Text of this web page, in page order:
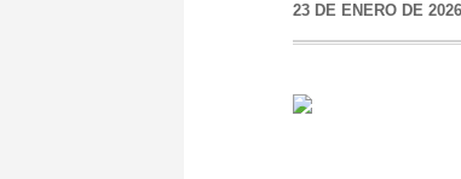
23 DE ENERO DE 2026